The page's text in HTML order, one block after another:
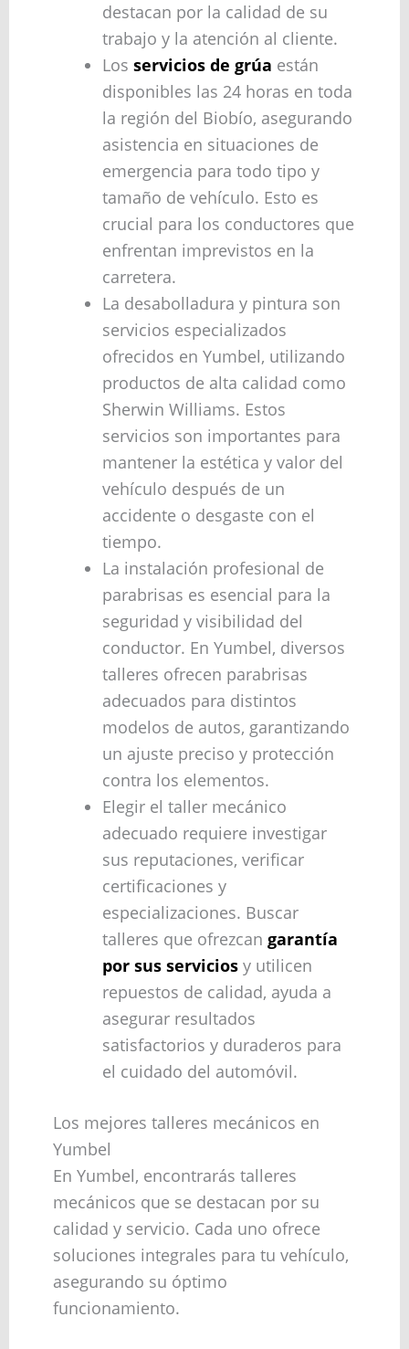
destacan por la calidad de su
trabajo y la atención al cliente.
Los servicios de grúa están
disponibles las 24 horas en toda
la región del Biobío, asegurando
asistencia en situaciones de
emergencia para todo tipo y
tamaño de vehículo. Esto es
crucial para los conductores que
enfrentan imprevistos en la
carretera.
La desabolladura y pintura son
servicios especializados
ofrecidos en Yumbel, utilizando
productos de alta calidad como
Sherwin Williams. Estos
servicios son importantes para
mantener la estética y valor del
vehículo después de un
accidente o desgaste con el
tiempo.
La instalación profesional de
parabrisas es esencial para la
seguridad y visibilidad del
conductor. En Yumbel, diversos
talleres ofrecen parabrisas
adecuados para distintos
modelos de autos, garantizando
un ajuste preciso y protección
contra los elementos.
Elegir el taller mecánico
adecuado requiere investigar
sus reputaciones, verificar
certificaciones y
especializaciones. Buscar
talleres que ofrezcan garantía
por sus serviciosy utilicen
repuestos de calidad, ayuda a
asegurar resultados
satisfactorios y duraderos para
el cuidado del automóvil.
Los mejores talleres mecánicos en
Yumbel
En Yumbel, encontrarás talleres
mecánicos que se destacan por su
calidad y servicio. Cada uno ofrece
soluciones integrales para tu vehículo,
asegurando su óptimo
funcionamiento.